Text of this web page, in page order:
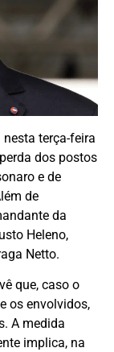
terça-feira
dos postos
e de
de
da
Heleno,
Netto.
que, caso o
os envolvidos,
A medida
implica, na